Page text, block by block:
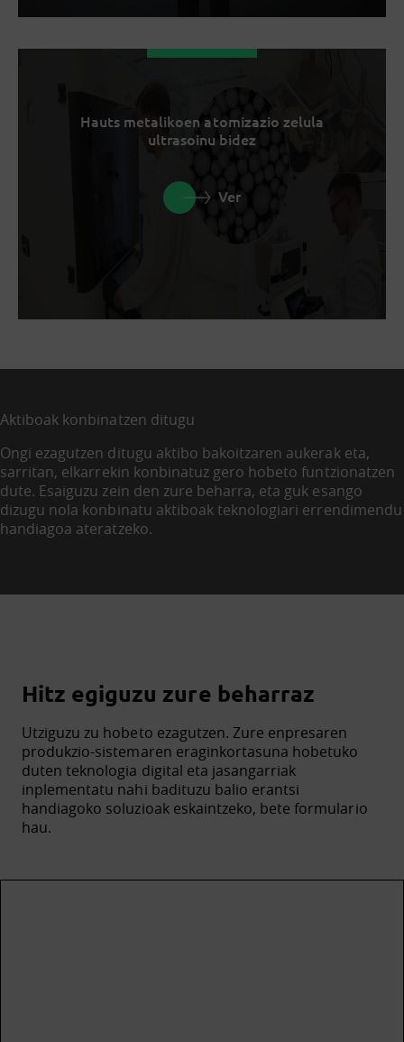
Hauts metalikoen atomizazio zelula
ultrasoinu bidez
Ver
Aktiboak konbinatzen ditugu
Ongi ezagutzen ditugu aktibo bakoitzaren aukerak eta,
sarritan, elkarrekin konbinatuz gero hobeto funtzionatzen
dute. Esaiguzu zein den zure beharra, eta guk esango
dizugu nola konbinatu aktiboak teknologiari errendimendu
handiagoa ateratzeko.
Hitz egiguzu zure beharraz
Utziguzu zu hobeto ezagutzen. Zure enpresaren
produkzio-sistemaren eraginkortasuna hobetuko
duten teknologia digital eta jasangarriak
inplementatu nahi badituzu balio erantsi
handiagoko soluzioak eskaintzeko, bete formulario
hau.